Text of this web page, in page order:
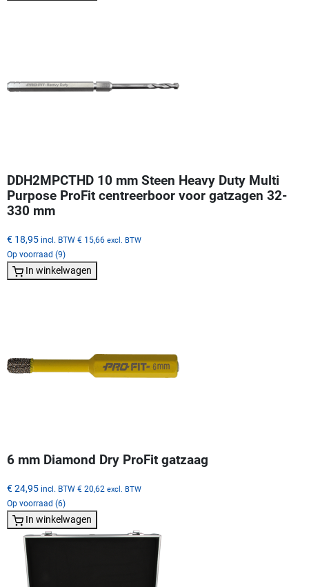
DDH2MPCTHD 10 mm Steen Heavy Duty Multi
Purpose ProFit centreerboor voor gatzagen 32-
330 mm
€ 18,95 incl. BTW € 15,66 excl. BTW
Op voorraad (9)
In winkelwagen
6 mm Diamond Dry ProFit gatzaag
€ 24,95 incl. BTW € 20,62 excl. BTW
Op voorraad (6)
In winkelwagen